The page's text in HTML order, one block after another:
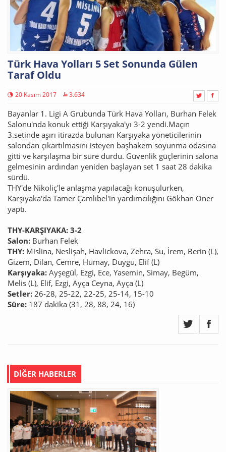
Türk Hava Yolları 5 Set Sonunda Gülen
Taraf Oldu
20 Kasım 2017 3.634
Bayanlar 1. Ligi A Grubunda Türk Hava Yolları, Burhan Felek
Salonu'nda konuk ettiği Karşıyaka'yı 3-2 yendi.Maçın
3.setinde aşırı itirazda bulunan Karşıyaka yöneticilerinin
salondan çıkartılmasını isteyen başhakem soyunma odasına
gitti ve karşılaşma bir süre durdu. Güvenlik güçlerinin salona
gelmesinin ardından yeniden başlayan set 1 saat 28 dakika
sürdü.
THY'de Nikoliç'le anlaşma yapılacağı konuşulurken,
Karşıyaka'da Tamer Çamlıbel'in yardımcılığını Gökhan Öner
yaptı.
THY-KARŞIYAKA: 3-2
Salon: Burhan Felek
THY: Mislina, Neslişah, Havlickova, Zehra, Su, İrem, Berin (L),
Gizem, Dilan, Cemre, Hümay, Duygu, Elif (L)
Karşıyaka: Ayşegül, Ezgi, Ece, Yasemin, Simay, Begüm,
Melis (L), Elif, Ezgi, Ayça Ceyna, Ayça (L)
Setler: 26-28, 25-22, 22-25, 25-14, 15-10
Süre: 187 dakika (31, 28, 88, 24, 16)
DİĞER HABERLER